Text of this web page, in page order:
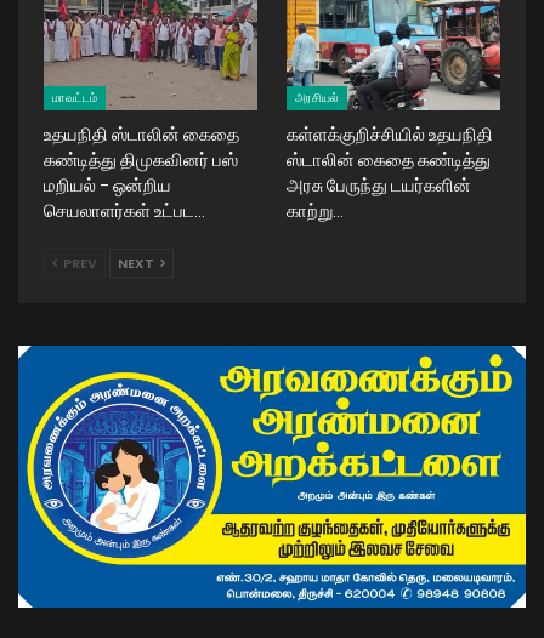
மாவட்டம்
உதயநிதி ஸ்டாலின் கைதை
கண்டித்து திமுகவினர் பஸ்
மறியல் – ஒன்றிய
செயலாளர்கள் உட்பட…
அரசியல்
கள்ளக்குறிச்சியில் உதயநிதி
ஸ்டாலின் கைதை கண்டித்து
அரசு பேருந்து டயர்களின்
காற்று…
PREV NEXT